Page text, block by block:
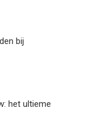
bij
het ultieme